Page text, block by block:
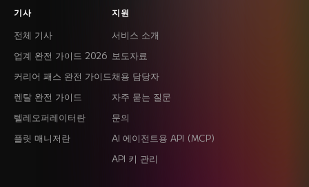
기사
전체 기사
업계 완전 가이드 2026
커리어 패스 완전 가이드
렌탈 완전 가이드
텔레오퍼레이터란
플릿 매니저란
지원
서비스 소개
보도자료
채용 담당자
자주 묻는 질문
문의
AI 에이전트용 API (MCP)
API 키 관리